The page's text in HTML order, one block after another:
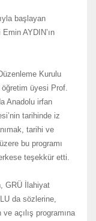
başlayan
AYDIN’ın
Kurulu
üyesi Prof.
Anadolu irfan
tarihinde iz
tarihi ve
bu programı
teşekkür etti.
GRÜ İlahiyat
da sözlerine,
açılış programına